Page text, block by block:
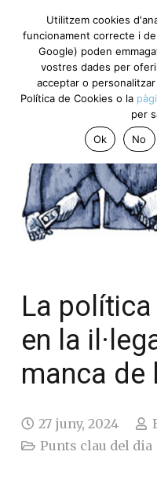
La política
en la
manca de
27 juny, 2024
Punts clau del dia
Utilitzem cookies
funcionament correcte i
Google) poden
vostres dades per
acceptar o
Política de Cookies o la
per
Ok
No